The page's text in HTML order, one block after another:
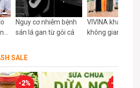
Nguy cơ nhiễm bệnh
sán lá gan từ gỏi cá
VIVINA khánh
không gian số
gia
SALE
-2% -1%